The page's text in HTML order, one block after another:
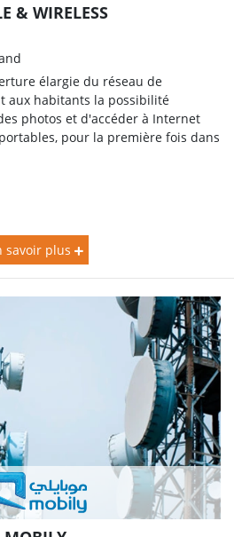
& WIRELESS
élargie du réseau de
aux habitants la possibilité
photos et d'accéder à Internet
pour la première fois dans
savoir plus